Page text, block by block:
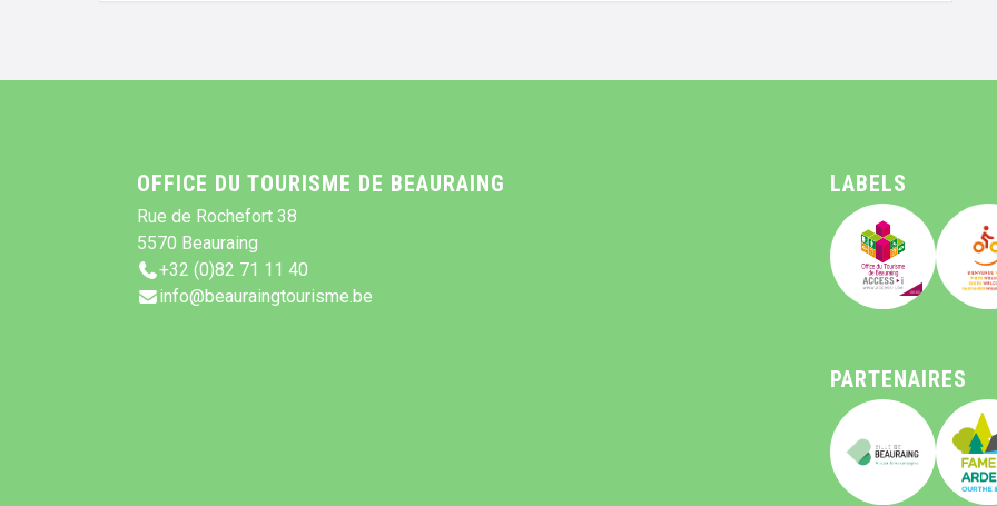
OFFICE DU TOURISME DE BEAURAING
Rue de Rochefort 38
5570 Beauraing
+32 (0)82 71 11 40
info@beauraingtourisme.be
LABELS
PARTENAIRES